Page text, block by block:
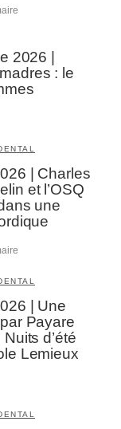
2026 |
: le
| Charles
et l’OSQ
une
| Une
Payare
d’été
Lemieux